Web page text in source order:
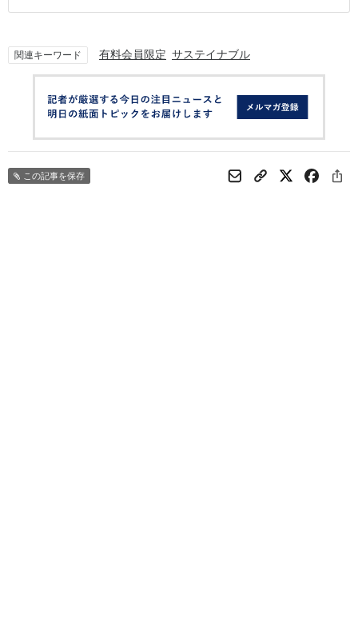
関連キーワード 有料会員限定 サステイナブル
この記事を保存